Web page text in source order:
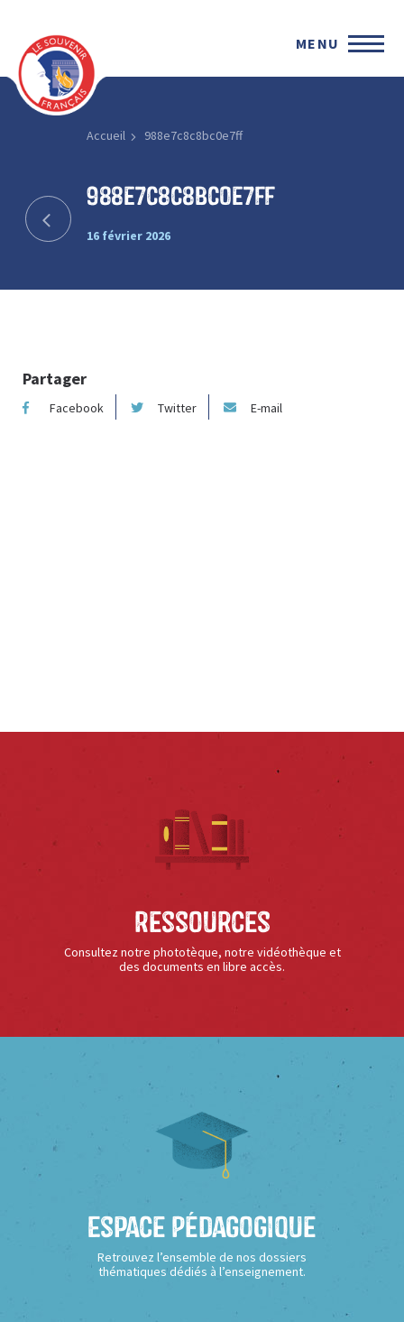
MENU
Accueil 988e7c8c8bc0e7ff
988e7c8c8bc0e7ff
16 février 2026
Partager
Facebook Twitter E-mail
Ressources
Consultez notre phototèque, notre vidéothèque et
des documents en libre accès.
Espace Pédagogique
Retrouvez l’ensemble de nos dossiers
thématiques dédiés à l’enseignement.